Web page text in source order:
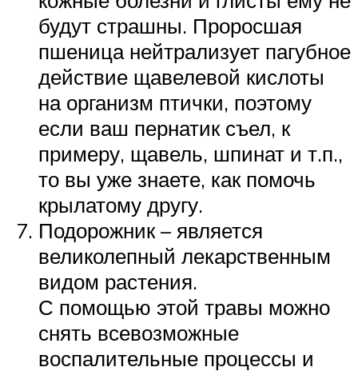
будут страшны. Проросшая
пшеница нейтрализует пагубное
действие щавелевой кислоты
на организм птички, поэтому
если ваш пернатик съел, к
примеру, щавель, шпинат и т.п.,
то вы уже знаете, как помочь
крылатому другу.
Подорожник – является
великолепный лекарственным
видом растения.
С помощью этой травы можно
снять всевозможные
воспалительные процессы и